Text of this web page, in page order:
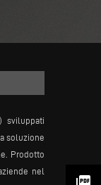
sviluppati
soluzione
Prodotto
nel